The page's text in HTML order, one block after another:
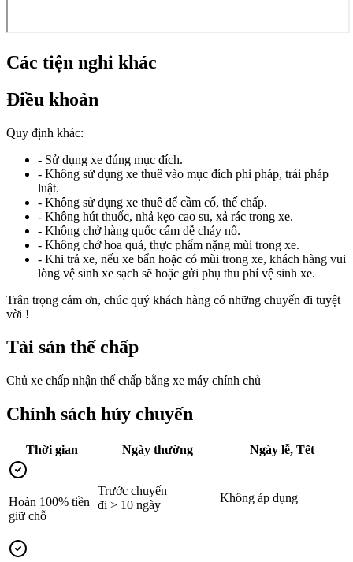
Các tiện nghi khác
Điều khoản
Quy định khác:
- Sử dụng xe đúng mục đích.
- Không sử dụng xe thuê vào mục đích phi pháp, trái pháp
luật.
- Không sử dụng xe thuê để cầm cố, thế chấp.
- Không hút thuốc, nhả kẹo cao su, xả rác trong xe.
- Không chở hàng quốc cấm dễ cháy nổ.
- Không chở hoa quả, thực phẩm nặng mùi trong xe.
- Khi trả xe, nếu xe bẩn hoặc có mùi trong xe, khách hàng vui
lòng vệ sinh xe sạch sẽ hoặc gửi phụ thu phí vệ sinh xe.
Trân trọng cảm ơn, chúc quý khách hàng có những chuyến đi tuyệt
vời !
Tài sản thế chấp
Chủ xe chấp nhận thế chấp bằng xe máy chính chủ
Chính sách hủy chuyến
Thời gian Ngày thường Ngày lễ, Tết
Hoàn 100% tiền
giữ chỗ
Trước chuyến
đi > 10 ngày
Không áp dụng